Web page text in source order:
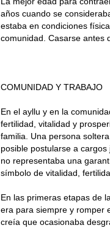
años cuando se
estaba en condiciones
comunidad. Casarse antes
COMUNIDAD Y TRABAJO
En el ayllu y en la
fertilidad, vitalidad y
familia. Una persona
posible postularse a
no representaba una
símbolo de vitalidad,
En las primeras etapas de
era para siempre y romper
creía que ocasionaba